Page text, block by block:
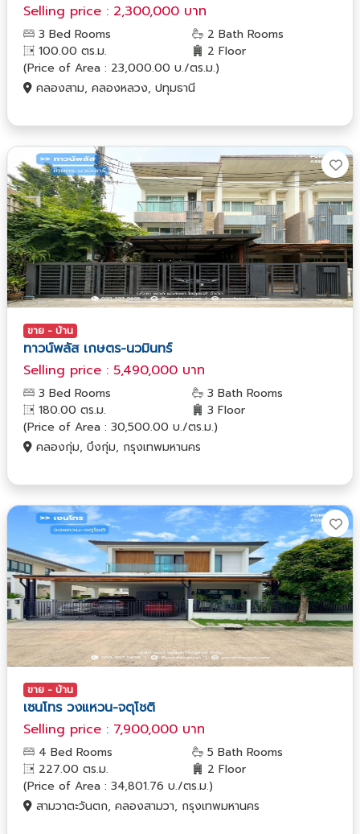
Selling price : 2,300,000 บาท
3 Bed Rooms
2 Bath Rooms
100.00 ตร.ม.
2 Floor
(Price of Area : 23,000.00 บ./ตร.ม.)
คลองสาม, คลองหลวง, ปทุมธานี
ขาย - บ้าน
ทาวน์พลัส เกษตร-นวมินทร์
Selling price : 5,490,000 บาท
3 Bed Rooms
3 Bath Rooms
180.00 ตร.ม.
3 Floor
(Price of Area : 30,500.00 บ./ตร.ม.)
คลองกุ่ม, บึงกุ่ม, กรุงเทพมหานคร
ขาย - บ้าน
เซนโทร วงแหวน-จตุโชติ
Selling price : 7,900,000 บาท
4 Bed Rooms
5 Bath Rooms
227.00 ตร.ม.
2 Floor
(Price of Area : 34,801.76 บ./ตร.ม.)
สามวาตะวันตก, คลองสามวา, กรุงเทพมหานคร